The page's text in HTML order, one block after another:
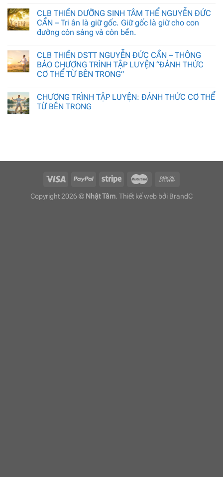
CLB THIỀN DƯỠNG SINH TÂM THỂ NGUYỄN ĐỨC
CẦN – Tri ân là giữ gốc. Giữ gốc là giữ cho con
đường còn sáng và còn bền.
CLB THIỀN DSTT NGUYỄN ĐỨC CẦN – THÔNG
BÁO CHƯƠNG TRÌNH TẬP LUYỆN “ĐÁNH THỨC
CƠ THỂ TỪ BÊN TRONG”
CHƯƠNG TRÌNH TẬP LUYỆN: ĐÁNH THỨC CƠ THỂ
TỪ BÊN TRONG
Copyright 2026 © Nhật Tâm. Thiết kế web bởi BrandC